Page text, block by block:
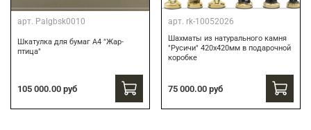
арт. Palgbsk0010
Шкатулка для бумаг А4 "Жар-
птица"
105 000.00 руб
арт. rk-10052026
Шахматы из натурального камня
"Русичи" 420х420мм в подарочной
коробке
75 000.00 руб